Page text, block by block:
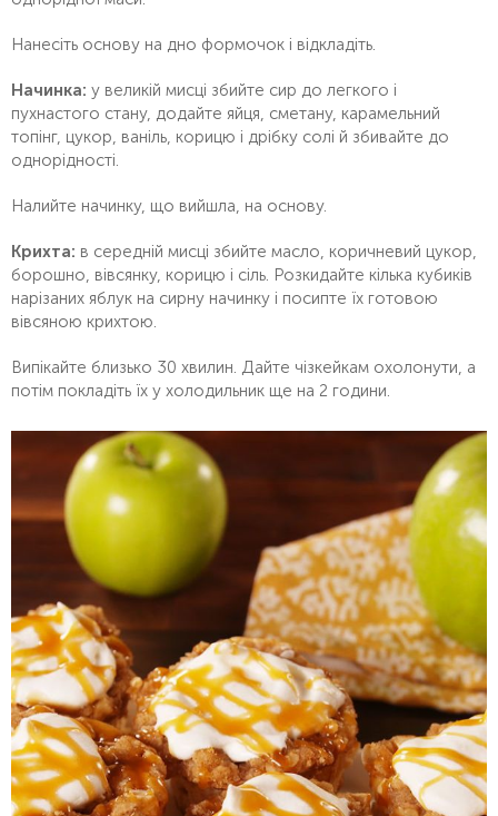
Нанесіть основу на дно формочок і відкладіть.
Начинка: у великій мисці збийте сир до легкого і
пухнастого стану, додайте яйця, сметану, карамельний
топінг, цукор, ваніль, корицю і дрібку солі й збивайте до
однорідності.
Налийте начинку, що вийшла, на основу.
Крихта: в середній мисці збийте масло, коричневий цукор,
борошно, вівсянку, корицю і сіль. Розкидайте кілька кубиків
нарізаних яблук на сирну начинку і посипте їх готовою
вівсяною крихтою.
Випікайте близько 30 хвилин. Дайте чізкейкам охолонути, а
потім покладіть їх у холодильник ще на 2 години.